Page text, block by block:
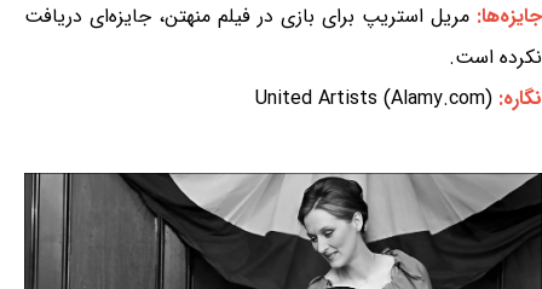
جایزه‌ها: مریل استریپ برای بازی در فیلم منهتن، جایزه‌ای دریافت
نکرده است.
نگاره: United Artists (Alamy.com)